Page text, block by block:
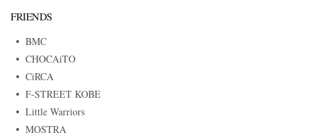
FRIENDS
BMC
CHOCAiTO
CiRCA
F-STREET KOBE
Little Warriors
MOSTRA